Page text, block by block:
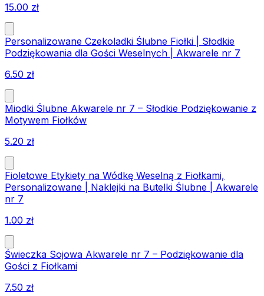
15.00 zł
Personalizowane Czekoladki Ślubne Fiołki | Słodkie
Podziękowania dla Gości Weselnych | Akwarele nr 7
6.50 zł
Miodki Ślubne Akwarele nr 7 – Słodkie Podziękowanie z
Motywem Fiołków
5.20 zł
Fioletowe Etykiety na Wódkę Weselną z Fiołkami,
Personalizowane | Naklejki na Butelki Ślubne | Akwarele
nr 7
1.00 zł
Świeczka Sojowa Akwarele nr 7 – Podziękowanie dla
Gości z Fiołkami
7.50 zł